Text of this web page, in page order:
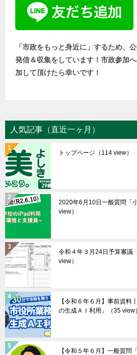
「市政をもっと身近に」するため、
発信＆収集をしています！市政参加
加して頂けたら幸いです！
人気記事（直近一ヶ月）
トップページ （114 view）
2020年6月10日一般質問「
view）
令和４年３月24日予算審議
view）
【令和６年６月】事前資
の生成ＡＩ利用」
（35 view）
【令和５年６月】一般質問